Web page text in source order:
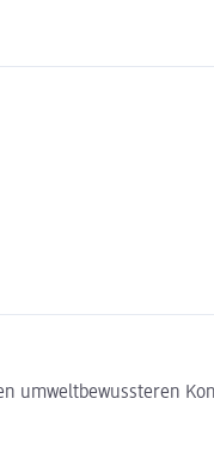
umweltbewussteren